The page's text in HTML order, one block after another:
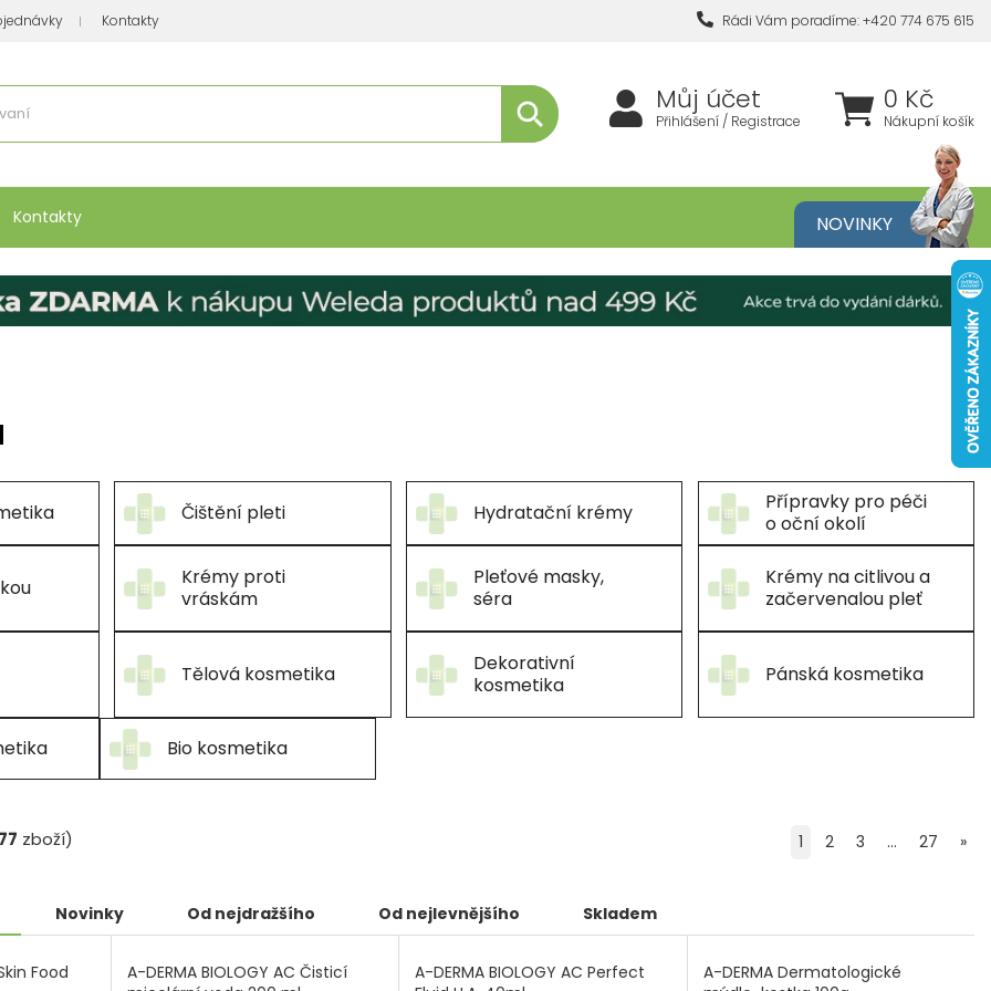
Kontakty Rádi Vám poradíme: +420 774 675 615
0 Kč
Nákupní košík
Můj účet
Přihlášení / Registrace
Kontakty NOVINKY
Čištění pleti Hydratační krémy
Přípravky pro péči
o oční okolí
Krémy proti
vráskám
Pleťové masky,
séra
Krémy na citlivou a
začervenalou pleť
Tělová kosmetika
Dekorativní
kosmetika
Pánská kosmetika
Bio kosmetika
1 2 3 ... 27 »
zboží)
Novinky Od nejdražšího Od nejlevnějšího Skladem
Food
A-DERMA BIOLOGY AC Čisticí
A-DERMA BIOLOGY AC Perfect
A-DERMA Dermatologické